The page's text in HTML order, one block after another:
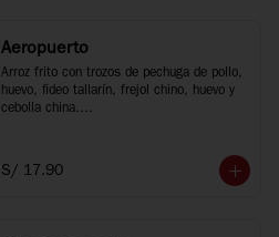
Aeropuerto
Arroz frito con trozos de pechuga de pollo,
huevo, fideo tallarín, frejol chino, huevo y
cebolla china.
*Fotos referenciales
S/ 17.90